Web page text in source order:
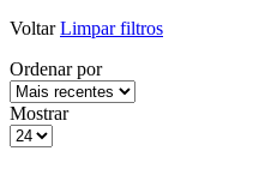
Voltar Limpar filtros
Ordenar por
Mostrar